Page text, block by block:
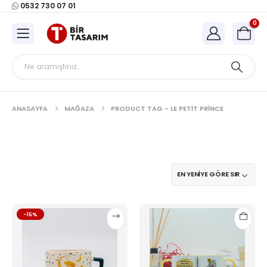
0532 730 07 01
0
ANASAYFA MAĞAZA PRODUCT TAG - LE PETIT PRINCE
-16%
Bu
ürünün
varyasyonu